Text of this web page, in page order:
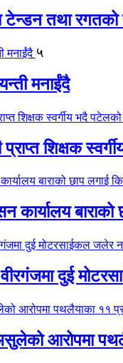
टेन्डन तथा रगतको
५
मनाईंदै
प्राप्त शिक्षक
कार्यालय
दुई
आरोपमा